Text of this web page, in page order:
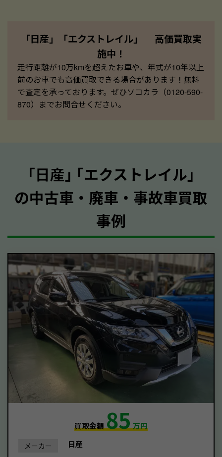
「日産」「エクストレイル」 高価買取実
施中！
走行距離が10万kmを超えたお車や、年式が10年以上
前のお車でも高価買取できる場合があります！無料
で査定を承っております。ぜひソコカラ（0120-590-
870）までお問合せください。
｢日産｣ ｢エクストレイル｣
の中古車・廃車・事故車買取
事例
買取金額85万円
メーカー 日産